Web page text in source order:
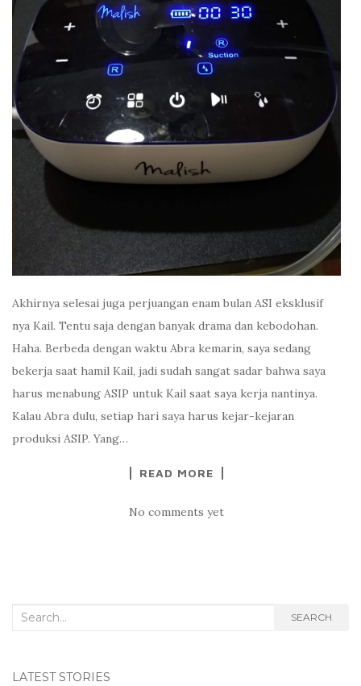
Akhirnya selesai juga perjuangan enam bulan ASI eksklusif
nya Kail. Tentu saja dengan banyak drama dan kebodohan.
Haha. Berbeda dengan waktu Abra kemarin, saya sedang
bekerja saat hamil Kail, jadi sudah sangat sadar bahwa saya
harus menabung ASIP untuk Kail saat saya kerja nantinya.
Kalau Abra dulu, setiap hari saya harus kejar-kejaran
produksi ASIP. Yang…
READ MORE
No comments yet
Search for: SEARCH
LATEST STORIES